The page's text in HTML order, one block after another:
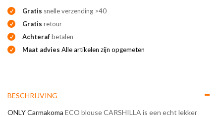
Gratis snelle verzending >40
Gratis retour
Achterafbetalen
Maat advies Alle artikelen zijn opgemeten
BESCHRIJVING
ONLY Carmakoma ECO blouse CARSHILLA is een echt lekker